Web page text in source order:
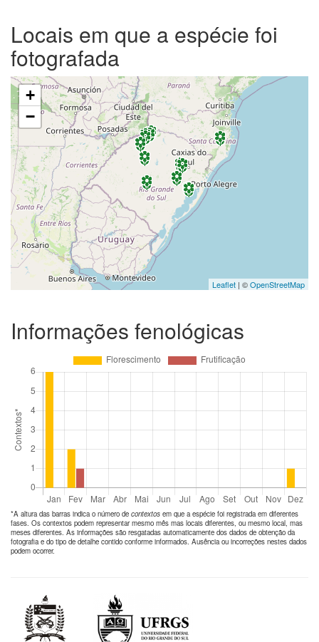
Locais em que a espécie foi
fotografada
+
−
Leaflet | ©OpenStreetMap
Informações fenológicas
*A altura das barras indica o número de contextos em que a espécie foi registrada em diferentes
fases. Os contextos podem representar mesmo mês mas locais diferentes, ou mesmo local, mas
meses diferentes. As informações são resgatadas automaticamente dos dados de obtenção da
fotografia e do tipo de detalhe contido conforme informados. Ausência ou incorreções nestes dados
podem ocorrer.